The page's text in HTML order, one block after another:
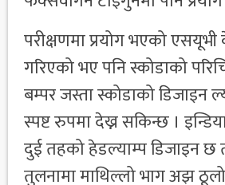
परीक्षणमा प्रयोग भएको
गरिएको भए पनि स्कोडाको
बम्पर जस्ता स्कोडाको डिजाइन
स्पष्ट रुपमा देख्न सकिन्छ ।
दुई तहको हेडल्याम्प डिजाइन छ
तुलनामा माथिल्लो भाग अझ